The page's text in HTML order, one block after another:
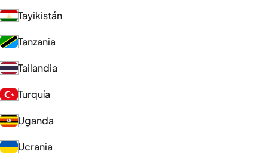
Tayikistán
Tanzania
Tailandia
Turquía
Uganda
Ucrania